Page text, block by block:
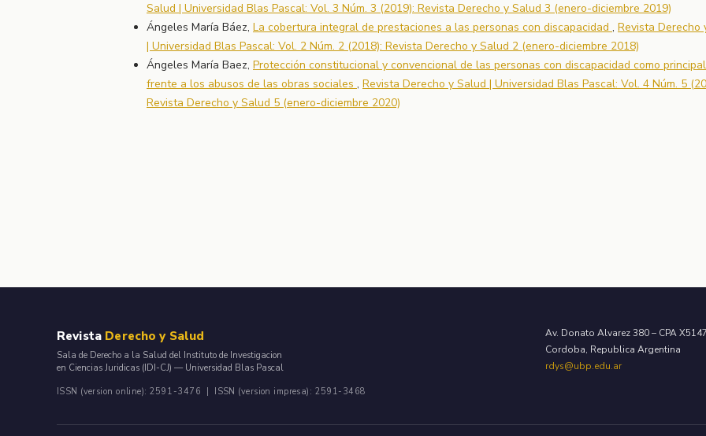
Salud | Universidad Blas Pascal: Vol. 3 Núm. 3 (2019): Revista Derecho y Salud 3 (enero-diciembre 2019)
Ángeles María Báez, La cobertura integral de prestaciones a las personas con discapacidad , Revista Derecho
| Universidad Blas Pascal: Vol. 2 Núm. 2 (2018): Revista Derecho y Salud 2 (enero-diciembre 2018)
Ángeles María Baez, Protección constitucional y convencional de las personas con discapacidad como
frente a los abusos de las obras sociales , Revista Derecho y Salud | Universidad Blas Pascal: Vol. 4 Núm. 5
Revista Derecho y Salud 5 (enero-diciembre 2020)
Revista Derecho y Salud
Sala de Derecho a la Salud del Instituto de Investigacion
en Ciencias Juridicas (IDI-CJ) — Universidad Blas Pascal
ISSN (version online): 2591-3476 | ISSN (version impresa): 2591-3468
Av. Donato Alvarez 380 – CPA
Cordoba, Republica Argentina
rdys@ubp.edu.ar